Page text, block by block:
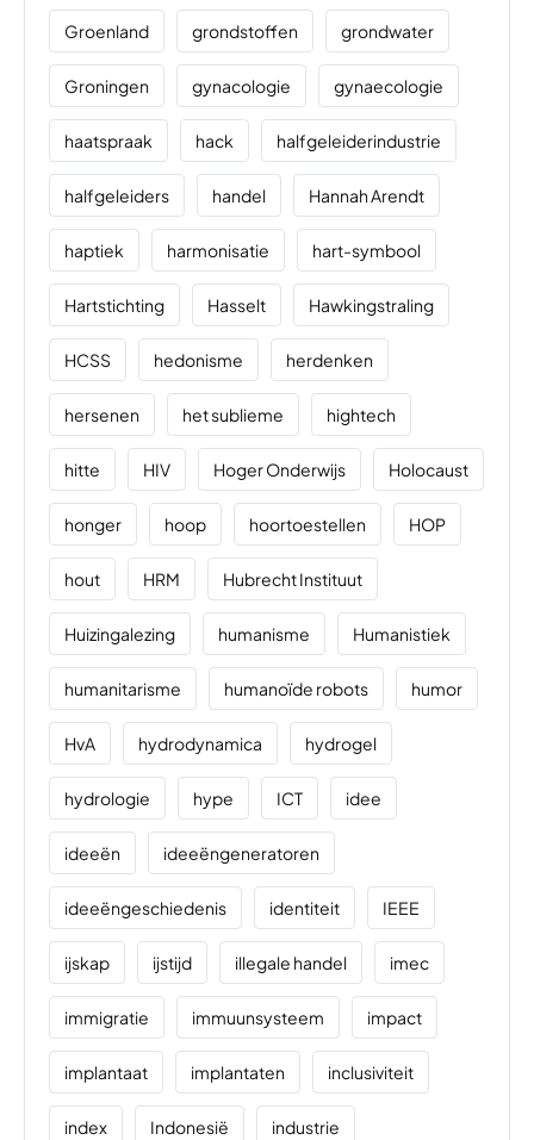
Groenland grondstoffen grondwater
Groningen gynacologie gynaecologie
haatspraak hack halfgeleiderindustrie
halfgeleiders handel Hannah Arendt
haptiek harmonisatie hart-symbool
Hartstichting Hasselt Hawkingstraling
HCSS hedonisme herdenken
hersenen het sublieme hightech
hitte HIV Hoger Onderwijs Holocaust
honger hoop hoortoestellen HOP
hout HRM Hubrecht Instituut
Huizingalezing humanisme Humanistiek
humanitarisme humanoïde robots humor
HvA hydrodynamica hydrogel
hydrologie hype ICT idee
ideeën ideeëngeneratoren
ideeëngeschiedenis identiteit IEEE
ijskap ijstijd illegale handel imec
immigratie immuunsysteem impact
implantaat implantaten inclusiviteit
index Indonesië industrie